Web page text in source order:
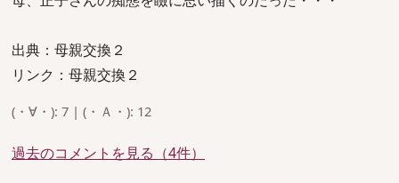
出典：母親交換２
リンク：母親交換２
(・∀・): 7 | (・Ａ・): 12
過去のコメントを見る（4件）